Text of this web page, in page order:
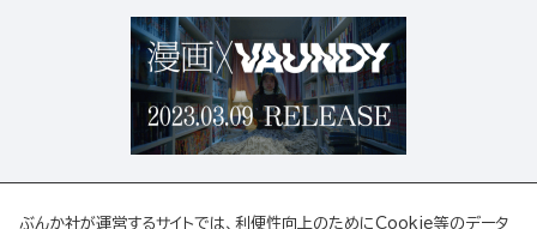
ぶんか社が運営するサイトでは、利便性向上のためにCookie等のデータ